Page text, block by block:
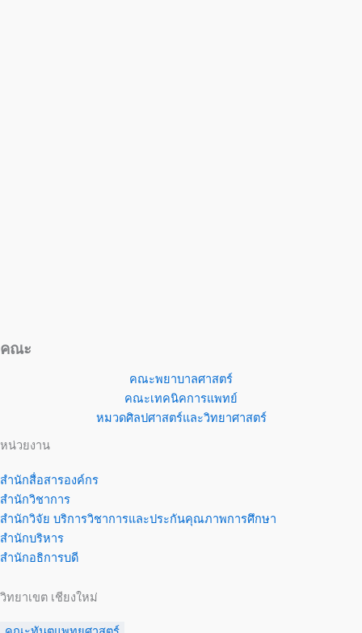
คณะ
คณะพยาบาลศาสตร์
คณะเทคนิคการแพทย์
หมวดศิลปศาสตร์และวิทยาศาสตร์
หน่วยงาน
สำนักสื่อสารองค์กร
สำนักวิชาการ
สำนักวิจัย บริการวิชาการและประกันคุณภาพการศึกษา
สำนักบริหาร
สำนักอธิการบดี
วิทยาเขต เชียงใหม่